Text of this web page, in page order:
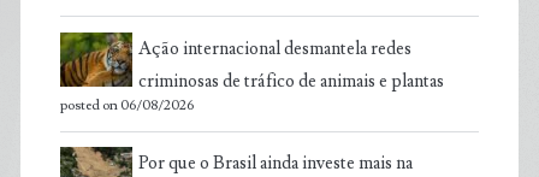
Ação internacional desmantela redes
criminosas de tráfico de animais e plantas
posted on 06/08/2026
Por que o Brasil ainda investe mais na